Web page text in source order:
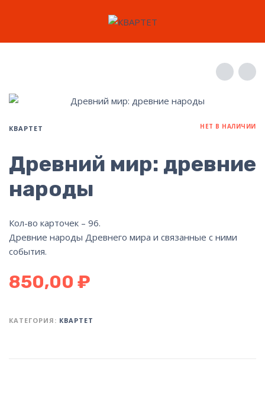
КВАРТЕТ НЕТ В НАЛИЧИИ
Древний мир: древние
народы
Кол-во карточек – 96.
Древние народы Древнего мира и связанные с ними
события.
850,00 ₽
КАТЕГОРИЯ: КВАРТЕТ